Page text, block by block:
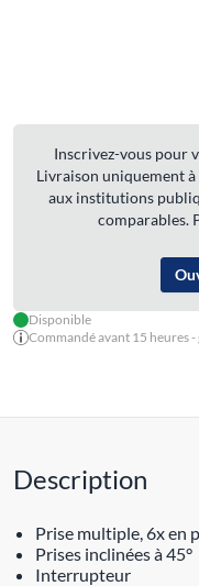
Inscrivez-vous pour
Livraison uniquement
aux institutions
comparables.
Disponible
Commandé avant 15 heures
Description
Prise multiple, 6x en
Prises inclinées à 45°
Interrupteur